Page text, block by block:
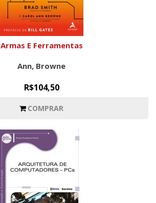
Armas E Ferramentas
Ann, Browne
R$104,50
COMPRAR